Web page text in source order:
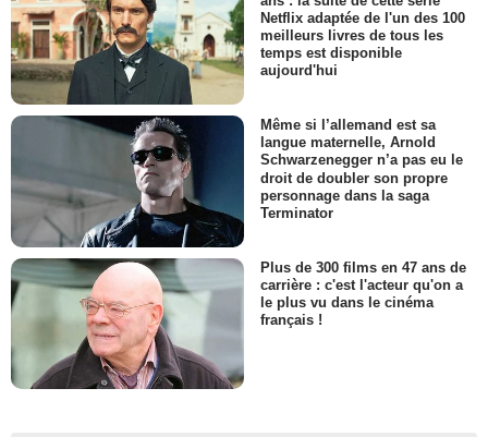
Netflix adaptée de l'un des 100
meilleurs livres de tous les
temps est disponible
aujourd'hui
Même si l’allemand est sa
langue maternelle, Arnold
Schwarzenegger n’a pas eu le
droit de doubler son propre
personnage dans la saga
Terminator
Plus de 300 films en 47 ans de
carrière : c'est l'acteur qu'on a
le plus vu dans le cinéma
français !